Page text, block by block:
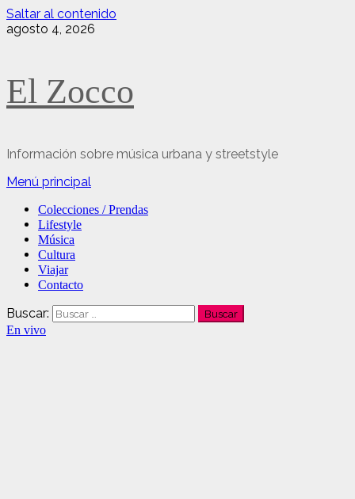
Saltar al contenido
agosto 4, 2026
El Zocco
Información sobre música urbana y streetstyle
Menú principal
Colecciones / Prendas
Lifestyle
Música
Cultura
Viajar
Contacto
Buscar:
En vivo